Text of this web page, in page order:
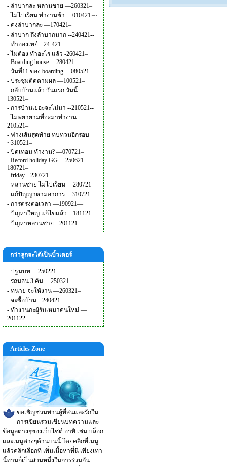
- ลำบากละ หลานชาย —260321–
- ไม่ไปเรียน ทำงานช้า —010421~~
- คงลำบากละ —170421–
- ลำบาก ถึงลำบากมาก --240421--
- ทำอองเทย์ --24-421--
- ไม่ต้อง ทำอะไร แล้ว -260421–
- Boarding house —280421–
- วันที่11 ของ boarding —080521–
- ประชุมติดตามผล —100521–
- กลับบ้านแล้ว วันแรก วันนี้ —
130521–
- การบ้านเยอะจะไม่มา --210521--
- ไม่พยายามที่จะมาทำงาน —
210521–
- ฟางเส้นสุดท้าย ทบทวนอีกรอบ
~310521–
-ปิดเทอม ทำงาน? —070721–
- Record holiday GG —250621-
180721–
- friday --230721--
- หลานชาย ไม่ไปเรียน —280721–
- แก้ปัญญาตามอาการ -- 310721--
- การตรงต่อเวลา —190921—
- ปัญหาใหญ่ แก้ไขแล้ว—181121–
- ปัญหาหลานชาย --201121--
กว่าลูกจะได้เป็นบิ้วเดอร์
- ปฐมบท —250221—
- รถนอน 3 คัน —250321—
- ทนาย จะให้งาน —260321–
- จะซื้อบ้าน --240421--
- ทำงานกะผู้รับเหมาคนใหม่ —
201122—
Articles Zone
ขอเชิญชวนท่านผู้ที่สนและรักใน
การเขียนร่วมเขียนบทความและ
ข้อมูลต่างๆของเว็บไซต์ อาทิ เช่น บล็อก
และเมนูต่างๆด้านบนนี้ โดยคลิกที่เมนู
แล้วคลิกเลือกที่ เพิ่มเนื้อหาที่นี่ เพียงเท่า
นี้ท่านก็เป็นส่วนหนึ่งในการร่วมกัน